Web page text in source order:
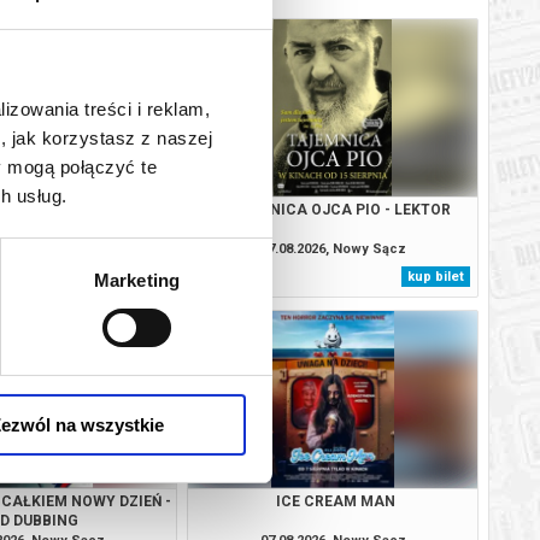
treści i reklam,
jak korzystasz z naszej
połączyć te
usług.
Marketing
na wszystkie
- DUBBING
kup bilet
TAJEMNICA OJCA PIO - LEKTOR
07.08.2026, Nowy Sącz
kup bilet
NOWY DZIEŃ -
DUBBING
ICE CREAM MAN